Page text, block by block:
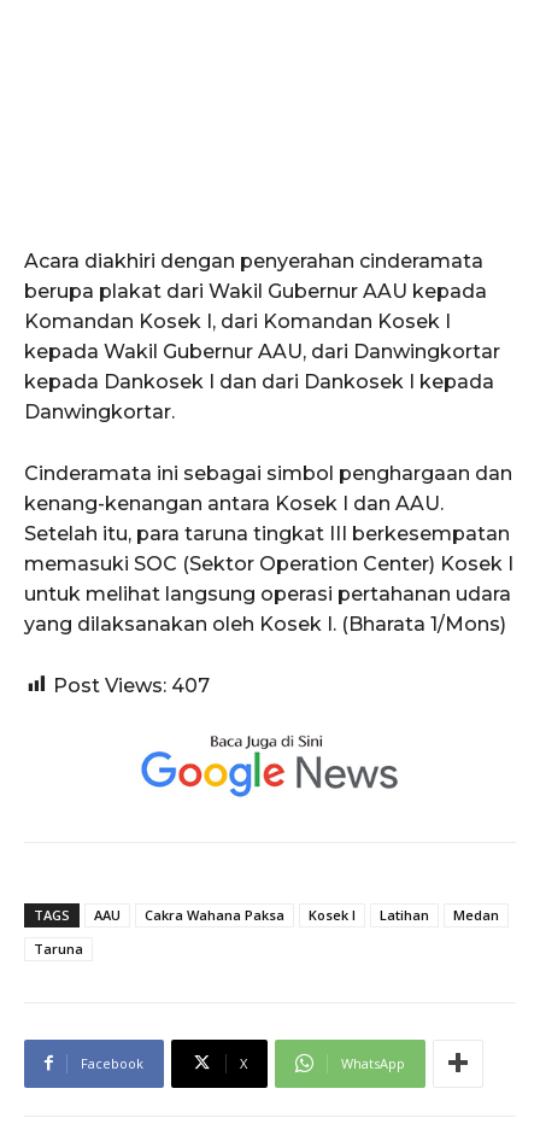
Acara diakhiri dengan penyerahan cinderamata
berupa plakat dari Wakil Gubernur AAU kepada
Komandan Kosek I, dari Komandan Kosek I
kepada Wakil Gubernur AAU, dari Danwingkortar
kepada Dankosek I dan dari Dankosek I kepada
Danwingkortar.
Cinderamata ini sebagai simbol penghargaan dan
kenang-kenangan antara Kosek I dan AAU.
Setelah itu, para taruna tingkat III berkesempatan
memasuki SOC (Sektor Operation Center) Kosek I
untuk melihat langsung operasi pertahanan udara
yang dilaksanakan oleh Kosek I. (Bharata 1/Mons)
Post Views: 407
TAGS AAU Cakra Wahana Paksa Kosek I Latihan
Medan
Taruna
Facebook X WhatsApp